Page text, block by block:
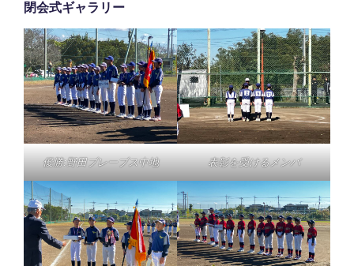
閉会式ギャラリー
優勝:野田ブレーブス中地 表彰を受けるメンバ